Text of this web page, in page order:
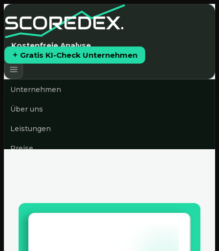
Kostenfreie Analyse
Gratis KI-Check Unternehmen
Unternehmen
Über uns
Leistungen
Preise